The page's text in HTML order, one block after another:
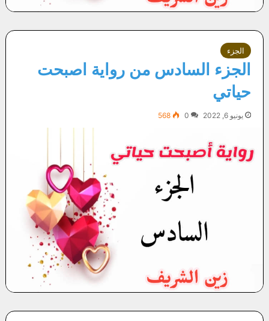
الجزء
الجزء السادس من رواية اصبحت
حياتي
يونيو 6, 2022 0
568